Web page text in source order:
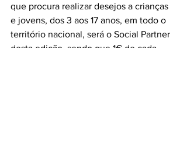
que procura realizar desejos a crianças
e jovens, dos 3 aos 17 anos, em todo o
território nacional, será o Social Partner
desta edição, sendo que 1€ de cada